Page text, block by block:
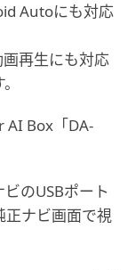
Autoにも対応
再生にも対応
AI Box「DA-
のUSBポート
正ナビ画面で視